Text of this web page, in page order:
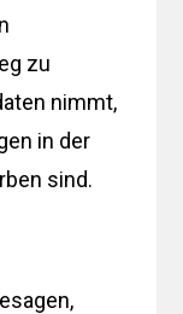
zu
nimmt,
in der
sind.